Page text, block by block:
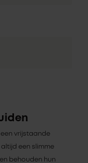
vrijstaande
een slimme
behouden hun